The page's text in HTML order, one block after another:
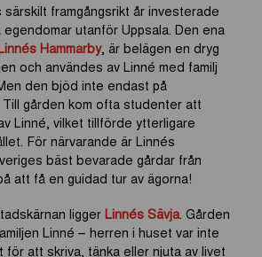
framgångsrikt år investerade
utanför Uppsala. Den ena
Hammarby, är belägen en dryg
och användes av Linné med familj
den bjöd inte endast på
gården kom ofta studenter att
Linné, vilket tillförde ytterligare
För närvarande är Linnés
bäst bevarade gårdar från
att få en guidad tur av ägorna!
liggerLinnés Sävja. Gården
Linné – herren i huset var inte
för att skriva, tänka eller njuta av livet